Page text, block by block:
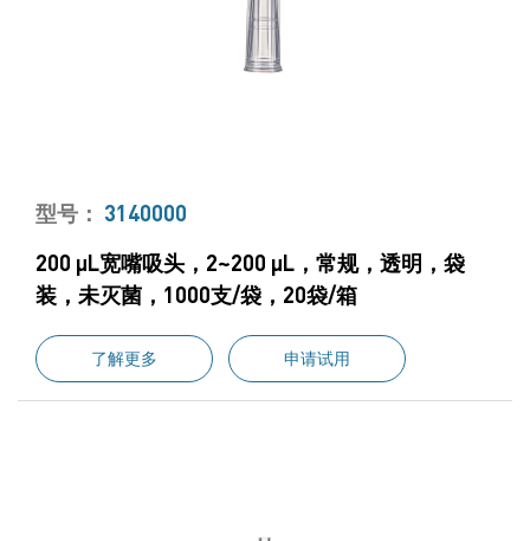
型号： 3140000
200 μL宽嘴吸头，2~200 μL，常规，透明，袋
装，未灭菌，1000支/袋，20袋/箱
了解更多 申请试用